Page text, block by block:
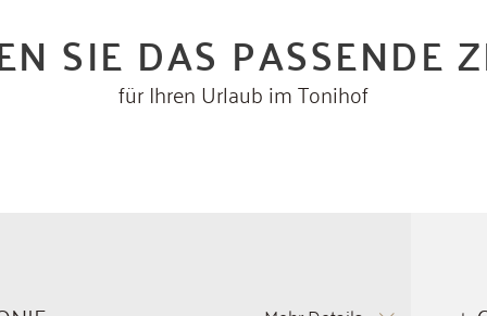
SIE DAS PASSENDE
für Ihren Urlaub im Tonihof